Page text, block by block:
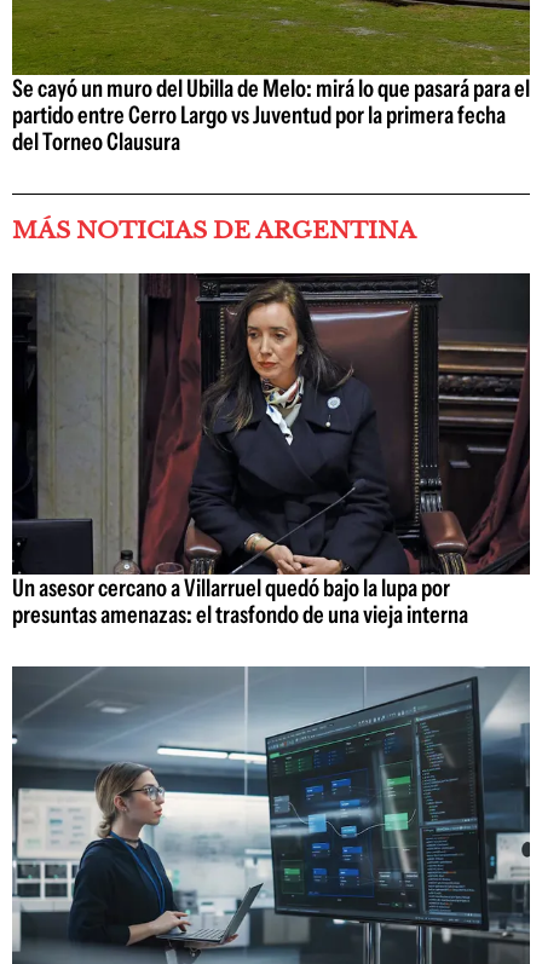
Se cayó un muro del Ubilla de Melo: mirá lo que pasará para el
partido entre Cerro Largo vs Juventud por la primera fecha
del Torneo Clausura
MÁS NOTICIAS DE ARGENTINA
Un asesor cercano a Villarruel quedó bajo la lupa por
presuntas amenazas: el trasfondo de una vieja interna